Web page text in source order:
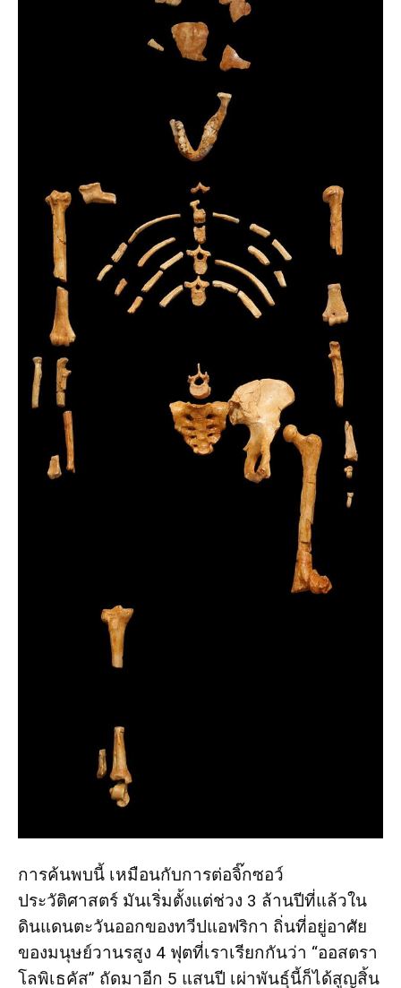
การค้นพบนี้ เหมือนกับการต่อจิ๊กซอว์
ประวัติศาสตร์ มันเริ่มตั้งแต่ช่วง 3 ล้านปีที่แล้วใน
ดินแดนตะวันออกของทวีปแอฟริกา ถิ่นที่อยู่อาศัย
ของมนุษย์วานรสูง 4 ฟุตที่เราเรียกกันว่า “ออสตรา
โลพิเธคัส” ถัดมาอีก 5 แสนปี เผ่าพันธุ์นี้ก็ได้สูญสิ้น